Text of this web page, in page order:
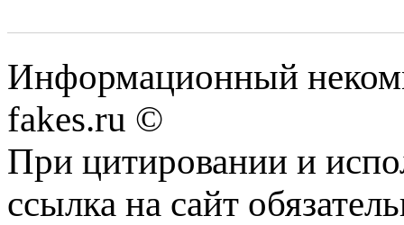
Информационный
fakes.ru ©
При цитировании и
ссылка на сайт